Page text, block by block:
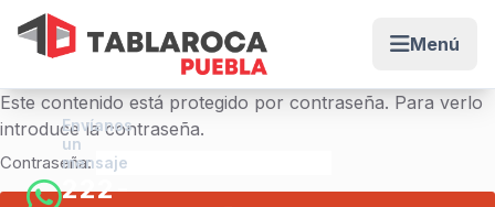
Abrir
Menú
Envíanos
un
mensaje
222-
Este contenido está protegido por contraseña. Para verlo
introduce la contraseña.
Contraseña: